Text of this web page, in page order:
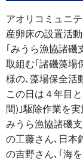
アオリコミュニ
産卵床の設置活
｢みうら漁協諸磯
取組む｢諸磯藻場
様の､藻場保全活
この日は４年目
間)｣駆除作業を実
みうら漁協諸磯
の工藤さん､日本
の吉野さん､｢海